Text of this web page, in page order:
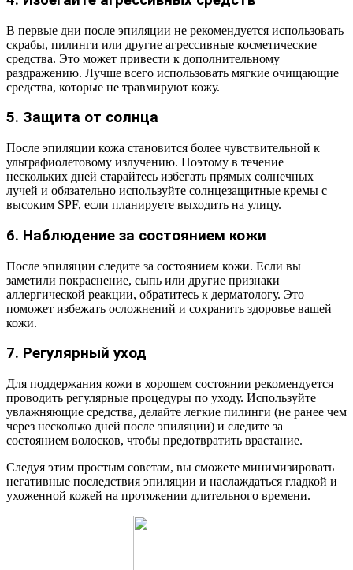
В первые дни после эпиляции не рекомендуется использовать
скрабы, пилинги или другие агрессивные косметические
средства. Это может привести к дополнительному
раздражению. Лучше всего использовать мягкие очищающие
средства, которые не травмируют кожу.
5. Защита от солнца
После эпиляции кожа становится более чувствительной к
ультрафиолетовому излучению. Поэтому в течение
нескольких дней старайтесь избегать прямых солнечных
лучей и обязательно используйте солнцезащитные кремы с
высоким SPF, если планируете выходить на улицу.
6. Наблюдение за состоянием кожи
После эпиляции следите за состоянием кожи. Если вы
заметили покраснение, сыпь или другие признаки
аллергической реакции, обратитесь к дерматологу. Это
поможет избежать осложнений и сохранить здоровье вашей
кожи.
7. Регулярный уход
Для поддержания кожи в хорошем состоянии рекомендуется
проводить регулярные процедуры по уходу. Используйте
увлажняющие средства, делайте легкие пилинги (не ранее чем
через несколько дней после эпиляции) и следите за
состоянием волосков, чтобы предотвратить врастание.
Следуя этим простым советам, вы сможете минимизировать
негативные последствия эпиляции и наслаждаться гладкой и
ухоженной кожей на протяжении длительного времени.